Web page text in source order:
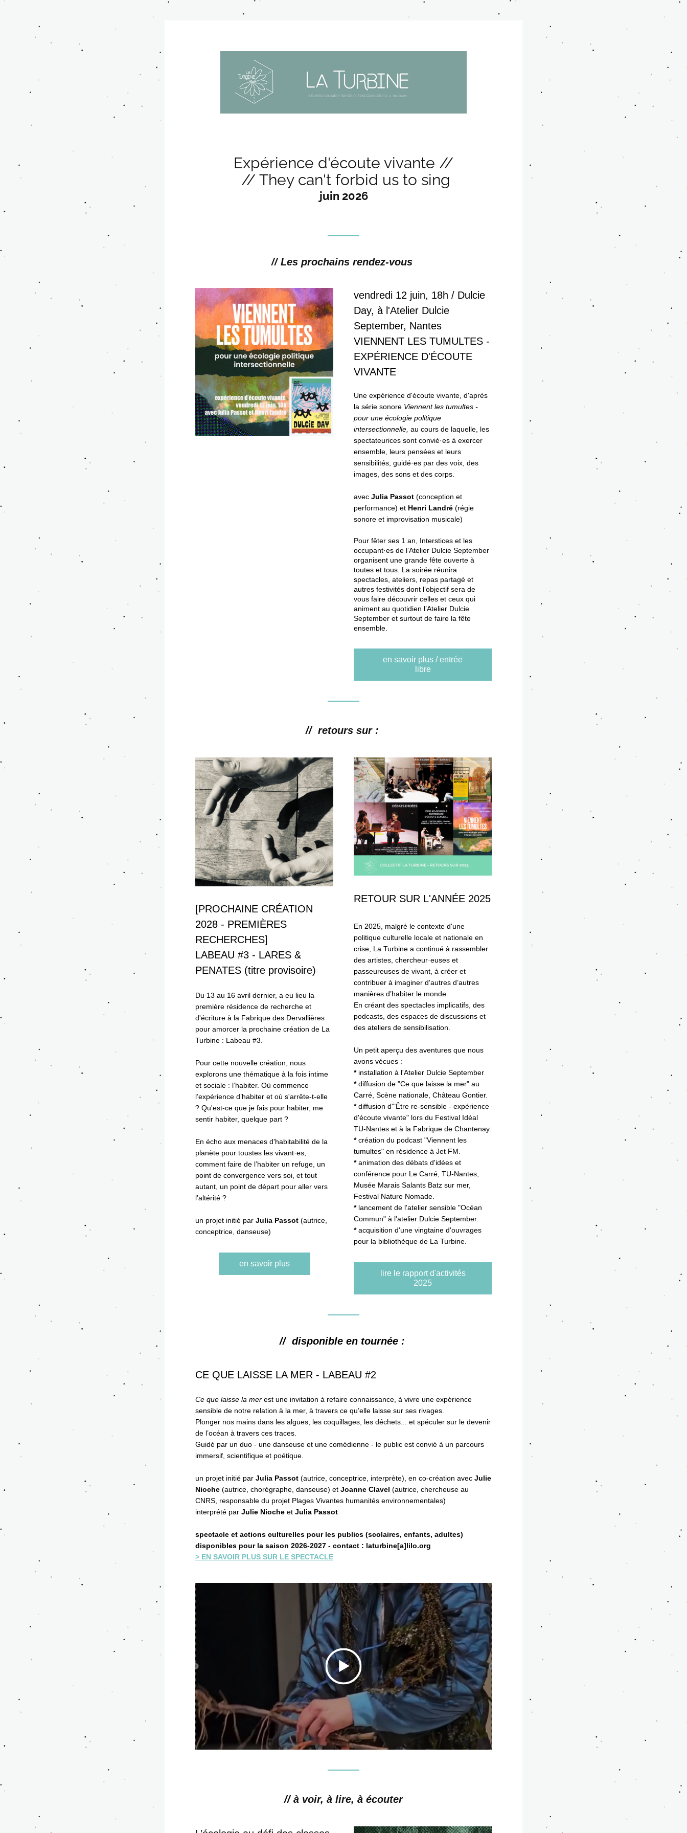
Expérience d'écoute vivante //
// They can't forbid us to sing
juin 2026
// Les prochains rendez-vous
vendredi 12 juin, 18h / Dulcie
Day, à l'Atelier Dulcie
September, Nantes
VIENNENT LES TUMULTES -
EXPÉRIENCE D'ÉCOUTE
VIVANTE
Une expérience d'écoute vivante, d'après
la série sonore Viennent les tumultes -
pour une écologie politique
intersectionnelle, au cours de laquelle, les
spectateurices sont convié·es à exercer
ensemble, leurs pensées et leurs
sensibilités, guidé·es par des voix, des
images, des sons et des corps.
avec Julia Passot (conception et
performance) et Henri Landré (régie
sonore et improvisation musicale)
Pour fêter ses 1 an, Interstices et les
occupant·es de l’Atelier Dulcie September
organisent une grande fête ouverte à
toutes et tous. La soirée réunira
spectacles, ateliers, repas partagé et
autres festivités dont l’objectif sera de
vous faire découvrir celles et ceux qui
animent au quotidien l’Atelier Dulcie
September et surtout de faire la fête
ensemble.
en savoir plus / entrée
libre
//  retours sur :
[PROCHAINE CRÉATION
2028 - PREMIÈRES
RECHERCHES]
LABEAU #3 - LARES &
PENATES (titre provisoire)
Du 13 au 16 avril dernier, a eu lieu la
première résidence de recherche et
d'écriture à la Fabrique des Dervallières
pour amorcer la prochaine création de La
Turbine : Labeau #3.
Pour cette nouvelle création, nous
explorons une thématique à la fois intime
et sociale : l’habiter. Où commence
l’expérience d’habiter et où s'arrête-t-elle
? Qu'est-ce que je fais pour habiter, me
sentir habiter, quelque part ?
En écho aux menaces d'habitabilité de la
planète pour toustes les vivant·es,
comment faire de l’habiter un refuge, un
point de convergence vers soi, et tout
autant, un point de départ pour aller vers
l’altérité ?
un projet initié par Julia Passot (autrice,
conceptrice, danseuse)
en savoir plus
RETOUR SUR L'ANNÉE 2025
En 2025, malgré le contexte d'une
politique culturelle locale et nationale en
crise, La Turbine a continué à rassembler
des artistes, chercheur·euses et
passeureuses de vivant, à créer et
contribuer à imaginer d'autres d’autres
manières d’habiter le monde.
En créant des spectacles implicatifs, des
podcasts, des espaces de discussions et
des ateliers de sensibilisation.
Un petit aperçu des aventures que nous
avons vécues :
* installation à l'Atelier Dulcie September
* diffusion de "Ce que laisse la mer" au
Carré, Scène nationale, Château Gontier.
* diffusion d'"Être re-sensible - expérience
d'écoute vivante" lors du Festival Idéal
* création du podcast "Viennent les
tumultes" en résidence à Jet FM.
* animation des débats d'idées et
conférence pour Le Carré, TU-Nantes,
Musée Marais Salants Batz sur mer,
Festival Nature Nomade.
* lancement de l'atelier sensible "Océan
Commun" à l'atelier Dulcie September.
* acquisition d'une vingtaine d'ouvrages
pour la bibliothèque de La Turbine.
lire le rapport d'activités
2025
//  disponible en tournée :
CE QUE LAISSE LA MER - LABEAU #2
Ce que laisse la mer est une invitation à refaire connaissance, à vivre une expérience
sensible de notre relation à la mer, à travers ce qu’elle laisse sur ses rivages.
Plonger nos mains dans les algues, les coquillages, les déchets... et spéculer sur le devenir
de l’océan à travers ces traces.
Guidé par un duo - une danseuse et une comédienne - le public est convié à un parcours
immersif, scientifique et poétique.
un projet initié par Julia Passot (autrice, conceptrice, interprète), en co-création avec Julie
Nioche (autrice, chorégraphe, danseuse) et Joanne Clavel (autrice, chercheuse au
CNRS, responsable du projet Plages Vivantes humanités environnementales)
interprété par Julie Nioche et Julia Passot
spectacle et actions culturelles pour les publics (scolaires, enfants, adultes)
disponibles pour la saison 2026-2027 - contact : laturbine[a]lilo.org
> EN SAVOIR PLUS SUR LE SPECTACLE
// à voir, à lire, à écouter